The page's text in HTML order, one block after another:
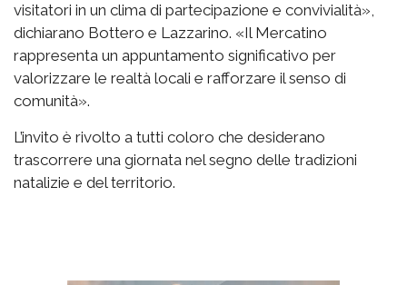
visitatori in un clima di partecipazione e convivialità»,
dichiarano Bottero e Lazzarino. «Il Mercatino
rappresenta un appuntamento significativo per
valorizzare le realtà locali e rafforzare il senso di
comunità».
L’invito è rivolto a tutti coloro che desiderano
trascorrere una giornata nel segno delle tradizioni
natalizie e del territorio.